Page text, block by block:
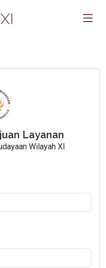
Layanan
Wilayah XI